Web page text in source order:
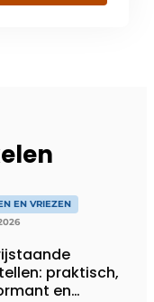
EN VRIEZEN
praktisch,
en